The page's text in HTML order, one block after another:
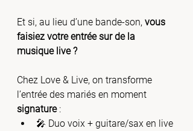
Et si, au lieu d’une bande-son, vous
faisiez votre entrée sur de la
musique live ?
Chez Love & Live, on transforme
l’entrée des mariés en moment
signature :
🎤 Duo voix + guitare/sax en live